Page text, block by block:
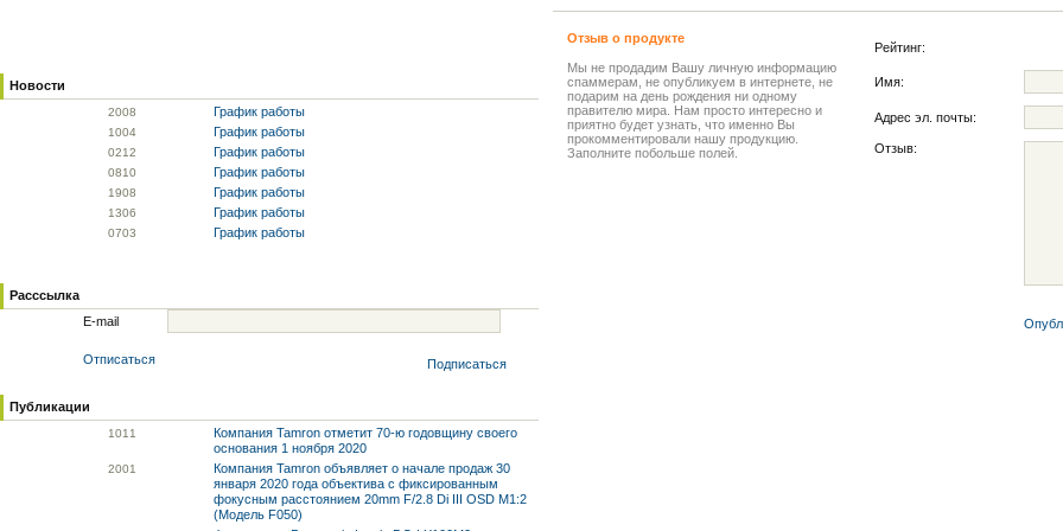
Новости
2008 График работы
1004 График работы
0212 График работы
0810 График работы
1908 График работы
1306 График работы
0703 График работы
Расссылка
E-mail
Отписаться Подписаться
Публикации
1011
Компания Tamron отметит 70-ю годовщину своего
основания 1 ноября 2020
2001
Компания Tamron объявляет о начале продаж 30
января 2020 года объектива с фиксированным
фокусным расстоянием 20mm F/2.8 Di III OSD M1:2
(Модель F050)
Отзыв о продукте
Мы не продадим Вашу личную информацию
спаммерам, не опубликуем в интернете, не
подарим на день рождения ни одному
правителю мира. Нам просто интересно и
приятно будет узнать, что именно Вы
прокомментировали нашу продукцию.
Заполните побольше полей.
Рейтинг:
Имя:
Адрес эл. почты:
Отзыв: